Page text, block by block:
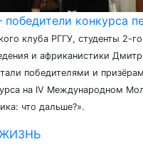
конкурса
клуба РГГУ, студенты 2-
и африканистики
победителями и
на IV Международном
что дальше?».